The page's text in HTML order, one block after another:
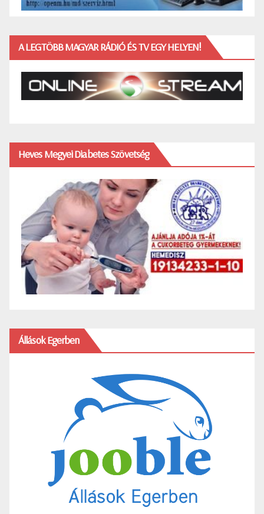
A LEGTÖBB MAGYAR RÁDIÓ ÉS TV EGY HELYEN!
Heves Megyei Diabetes Szövetség
Állások Egerben